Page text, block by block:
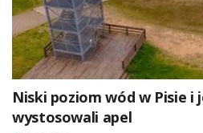
Niski poziom wód w Pisie i
wystosowali apel